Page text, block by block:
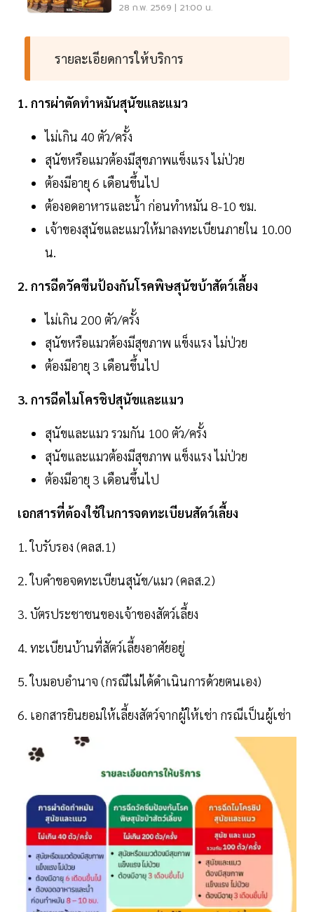
28 ก.พ. 2569 | 21:00 น.
รายละเอียดการให้บริการ
1. การผ่าตัดทำหมันสุนัขและแมว
ไม่เกิน 40 ตัว/ครั้ง
สุนัขหรือแมวต้องมีสุขภาพแข็งแรง ไม่ป่วย
ต้องมีอายุ 6 เดือนขึ้นไป
ต้องอดอาหารและน้ำ ก่อนทำหมัน 8-10 ชม.
เจ้าของสุนัขและแมวให้มาลงทะเบียนภายใน 10.00
น.
2. การฉีดวัคซีนป้องกันโรคพิษสุนัขบ้าสัตว์เลี้ยง
ไม่เกิน 200 ตัว/ครั้ง
สุนัขหรือแมวต้องมีสุขภาพ แข็งแรง ไม่ป่วย
ต้องมีอายุ 3 เดือนขึ้นไป
3. การฉีดไมโครชิปสุนัขและแมว
สุนัขและแมว รวมกัน 100 ตัว/ครั้ง
สุนัขและแมวต้องมีสุขภาพ แข็งแรง ไม่ป่วย
ต้องมีอายุ 3 เดือนขึ้นไป
เอกสารที่ต้องใช้ในการจดทะเบียนสัตว์เลี้ยง
1. ใบรับรอง (คลส.1)
2. ใบคำขอจดทะเบียนสุนัข/แมว (คลส.2)
3. บัตรประชาชนของเจ้าของสัตว์เลี้ยง
4. ทะเบียนบ้านที่สัตว์เลี้ยงอาศัยอยู่
5. ใบมอบอำนาจ (กรณีไม่ได้ดำเนินการด้วยตนเอง)
6. เอกสารยินยอมให้เลี้ยงสัตว์จากผู้ให้เช่า กรณีเป็นผู้เช่า